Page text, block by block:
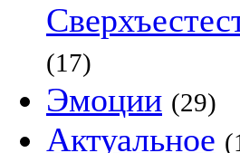
(17)
Эмоции (29)
Актуальное